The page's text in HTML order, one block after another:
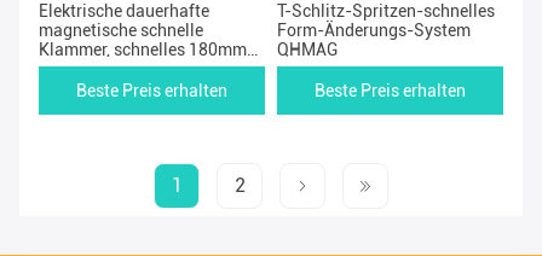
Elektrische dauerhafte
magnetische schnelle
Klammer, schnelles 180mm
sterben Änderungs-
Ausrüstung
Beste Preis erhalten
T-Schlitz-Spritzen-schnelles
Form-Änderungs-System
QHMAG
Beste Preis erhalten
1 2